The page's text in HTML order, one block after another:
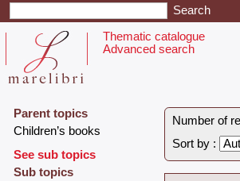
Thematic catalogue
Advanced search
Parent topics
‎Children’s books‎
See sub topics
Sub topics
Number of
Sort by :